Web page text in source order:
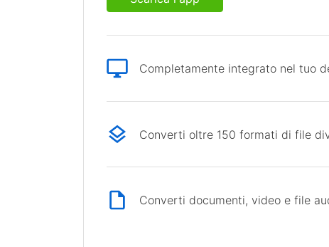
Completamente integrato nel tuo
Converti oltre 150 formati di file
Converti documenti, video e file